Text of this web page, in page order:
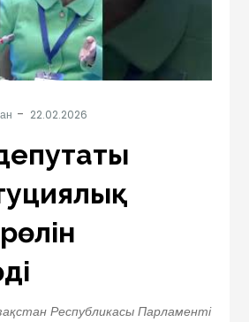
Республикасы Парламенті